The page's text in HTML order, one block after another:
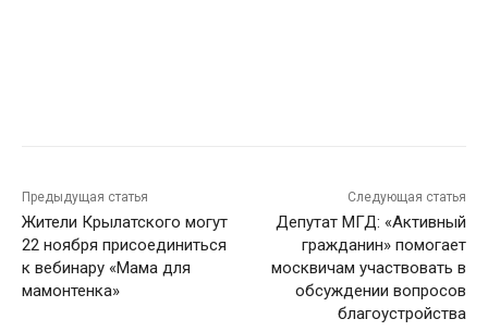
Предыдущая статья
Жители Крылатского могут
22 ноября присоединиться
к вебинару «Мама для
мамонтенка»
Следующая статья
Депутат МГД: «Активный
гражданин» помогает
москвичам участвовать в
обсуждении вопросов
благоустройства